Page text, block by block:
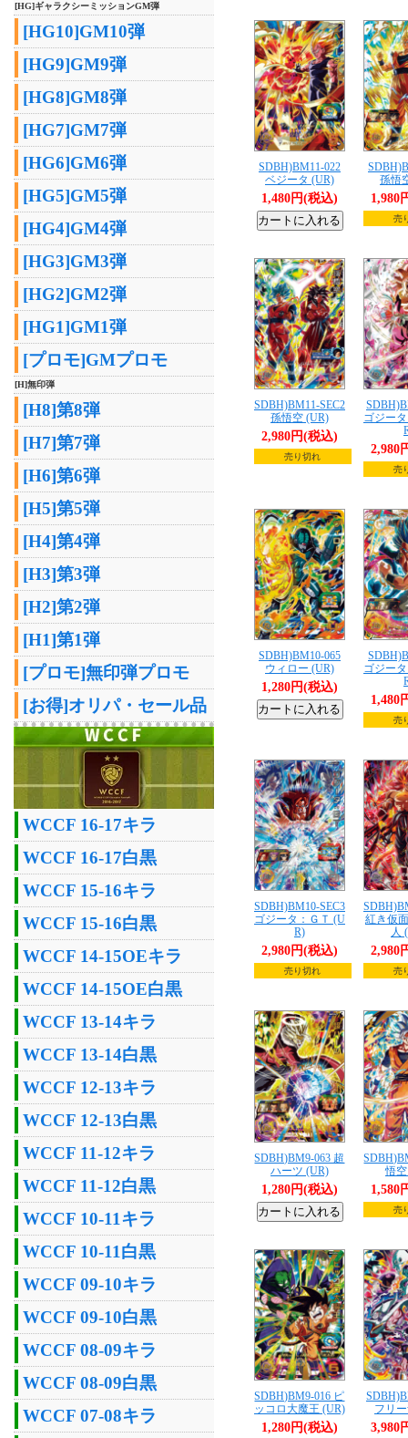
[HG]ギャラクシーミッションGM弾
[HG10]GM10弾
[HG9]GM9弾
[HG8]GM8弾
[HG7]GM7弾
[HG6]GM6弾
[HG5]GM5弾
[HG4]GM4弾
[HG3]GM3弾
[HG2]GM2弾
[HG1]GM1弾
[プロモ]GMプロモ
[H]無印弾
[H8]第8弾
[H7]第7弾
[H6]第6弾
[H5]第5弾
[H4]第4弾
[H3]第3弾
[H2]第2弾
[H1]第1弾
[プロモ]無印弾プロモ
[お得]オリパ・セール品
WCCF 16-17キラ
WCCF 16-17白黒
WCCF 15-16キラ
WCCF 15-16白黒
WCCF 14-15OEキラ
WCCF 14-15OE白黒
WCCF 13-14キラ
WCCF 13-14白黒
WCCF 12-13キラ
WCCF 12-13白黒
WCCF 11-12キラ
WCCF 11-12白黒
WCCF 10-11キラ
WCCF 10-11白黒
WCCF 09-10キラ
WCCF 09-10白黒
WCCF 08-09キラ
WCCF 08-09白黒
WCCF 07-08キラ
SDBH)BM11-022
ベジータ (UR)
1,480円(税込)
孫悟
1,980
売
SDBH)BM11-SEC2
孫悟空 (UR)
2,980円(税込)
売り切れ
ゴジー
2,980
売
SDBH)BM10-065
ウィロー (UR)
1,280円(税込)
ゴジー
1,480
売
SDBH)BM10-SEC3
ゴジータ：ＧＴ (U
R)
2,980円(税込)
売り切れ
紅き仮
人
2,980
売
SDBH)BM9-063 超
ハーツ (UR)
1,280円(税込)
悟
1,580
売
SDBH)BM9-016 ピ
ッコロ大魔王 (UR)
1,280円(税込)
フリ
3,980